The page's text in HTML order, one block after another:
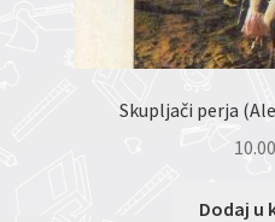
Skupljači perja
10.00
Dodaj u